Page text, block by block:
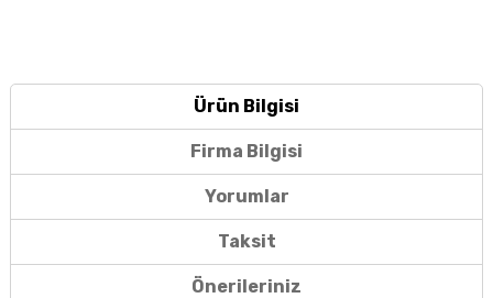
Ürün Bilgisi
Firma Bilgisi
Yorumlar
Taksit
Önerileriniz